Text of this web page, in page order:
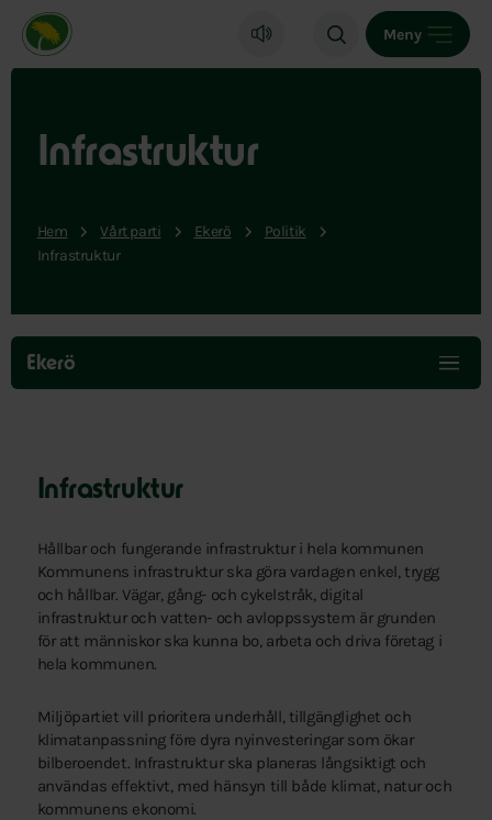
Miljöpartiet de gröna, startsida
Meny
Infrastruktur
Hem Vårt parti Ekerö
Politik
Infrastruktur
Hoppa
över
menyn
Ekerö
Infrastruktur
Hållbar och fungerande infrastruktur i hela kommunen
Kommunens infrastruktur ska göra vardagen enkel, trygg
och hållbar. Vägar, gång- och cykelstråk, digital
infrastruktur och vatten- och avloppssystem är grunden
för att människor ska kunna bo, arbeta och driva företag i
hela kommunen.
Miljöpartiet vill prioritera underhåll, tillgänglighet och
klimatanpassning före dyra nyinvesteringar som ökar
bilberoendet. Infrastruktur ska planeras långsiktigt och
användas effektivt, med hänsyn till både klimat, natur och
kommunens ekonomi.